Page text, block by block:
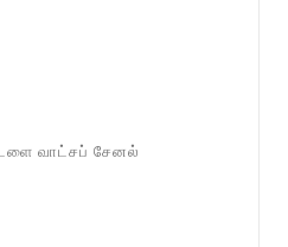
வாட்சப் சேனல்